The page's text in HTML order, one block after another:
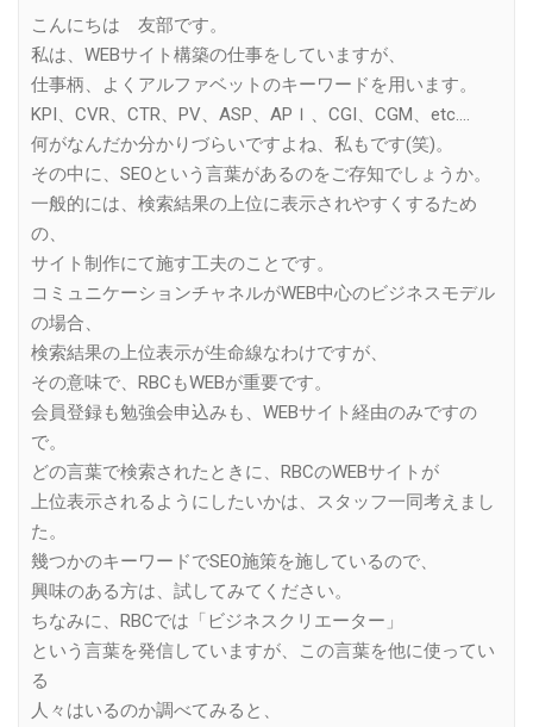
こんにちは 友部です。
私は、WEBサイト構築の仕事をしていますが、
仕事柄、よくアルファベットのキーワードを用います。
KPI、CVR、CTR、PV、ASP、APＩ、CGI、CGM、etc….
何がなんだか分かりづらいですよね、私もです(笑)。
その中に、SEOという言葉があるのをご存知でしょうか。
一般的には、検索結果の上位に表示されやすくするため
の、
サイト制作にて施す工夫のことです。
コミュニケーションチャネルがWEB中心のビジネスモデル
の場合、
検索結果の上位表示が生命線なわけですが、
その意味で、RBCもWEBが重要です。
会員登録も勉強会申込みも、WEBサイト経由のみですの
で。
どの言葉で検索されたときに、RBCのWEBサイトが
上位表示されるようにしたいかは、スタッフ一同考えまし
た。
幾つかのキーワードでSEO施策を施しているので、
興味のある方は、試してみてください。
ちなみに、RBCでは「ビジネスクリエーター」
という言葉を発信していますが、この言葉を他に使ってい
る
人々はいるのか調べてみると、